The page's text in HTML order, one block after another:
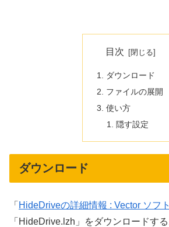
目次
ダウンロード
ファイルの展開
使い方
隠す設定
ダウンロード
「 HideDriveの詳細情報 : Vector ソフ
「HideDrive.lzh」をダウンロードする